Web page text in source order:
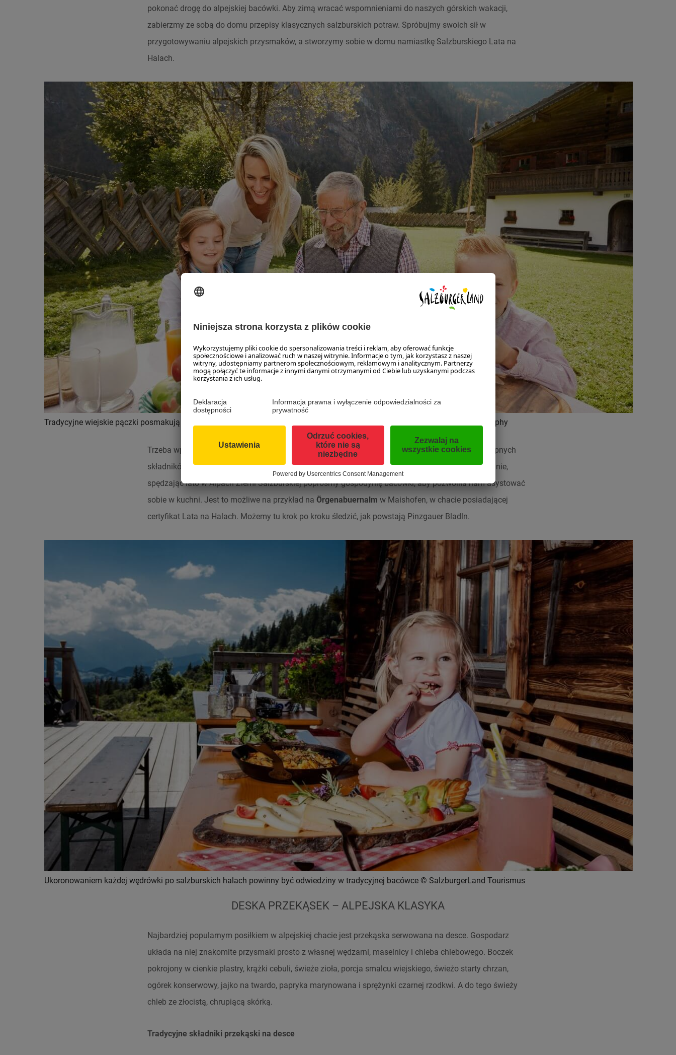
pokonać drogę do alpejskiej bacówki. Aby zimą wracać wspomnieniami do naszych górskich wakacji,
zabierzmy ze sobą do domu przepisy klasycznych salzburskich potraw. Spróbujmy swoich sił w
przygotowywaniu alpejskich przysmaków, a stworzymy sobie w domu namiastkę Salzburskiego Lata na
Halach.
Tradycyjne wiejskie pączki posmakują każdemu mieszczuchowi © SalzburgerLand Tourismus, HELGE KIRCHBERGER Photography
Trzeba wprawdzie przyznać, że niektóre tradycyjne przepisy, mimo prostego wyglądu i łatwo dostępnych
składników, nie są wcale tak łatwe w przygotowaniu. Dlatego, zanim podejmiemy kulinarne wyzwanie,
spędzając lato w Alpach Ziemi Salzburskiej poprośmy gospodynię bacówki, aby pozwoliła nam asystować
sobie w kuchni. Jest to możliwe na przykład na Örgenabuernalm w Maishofen, w chacie posiadającej
certyfikat Lata na Halach. Możemy tu krok po kroku śledzić, jak powstają Pinzgauer Bladln.
Ukoronowaniem każdej wędrówki po salzburskich halach powinny być odwiedziny w tradycyjnej bacówce © SalzburgerLand Tourismus
DESKA PRZEKĄSEK – ALPEJSKA KLASYKA
Najbardziej popularnym posiłkiem w alpejskiej chacie jest przekąska serwowana na desce. Gospodarz
układa na niej znakomite przysmaki prosto z własnej wędzarni, maselnicy i chleba chlebowego. Boczek
pokrojony w cienkie plastry, krążki cebuli, świeże zioła, porcja smalcu wiejskiego, świeżo starty chrzan,
ogórek konserwowy, jajko na twardo, papryka marynowana i sprężynki czarnej rzodkwi. A do tego świeży
chleb ze złocistą, chrupiącą skórką.
Tradycyjne składniki przekąski na desce